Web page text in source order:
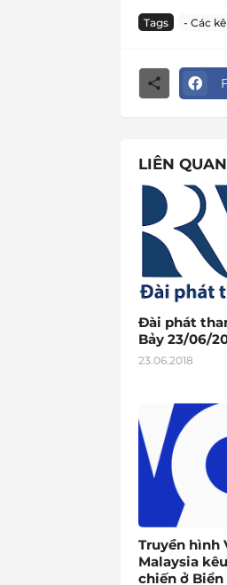
Tags - Các
LIÊN QUAN
Đài phát
Bảy 23/06/
23.06.2018
Truyền hình
Malaysia
chiến ở